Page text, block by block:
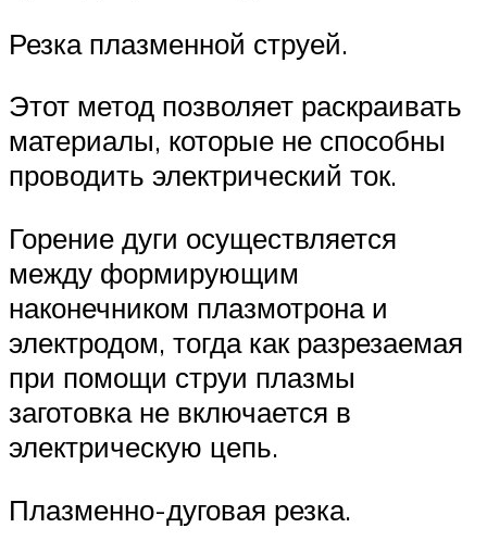
Резка плазменной струей.
Этот метод позволяет раскраивать
материалы, которые не способны
проводить электрический ток.
Горение дуги осуществляется
между формирующим
наконечником плазмотрона и
электродом, тогда как разрезаемая
при помощи струи плазмы
заготовка не включается в
электрическую цепь.
Плазменно-дуговая резка.